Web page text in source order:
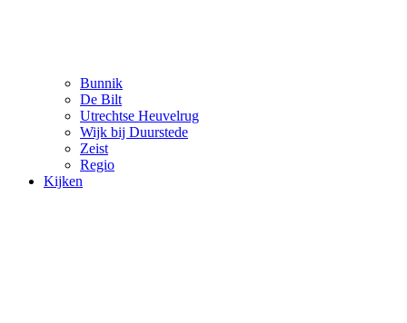
Bunnik
De Bilt
Utrechtse Heuvelrug
Wijk bij Duurstede
Zeist
Regio
Kijken